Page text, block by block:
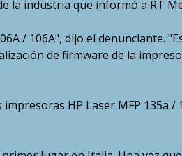
la industria que informó a RT
/ 106A", dijo el denunciante.
de firmware de la
HP Laser MFP 135a /